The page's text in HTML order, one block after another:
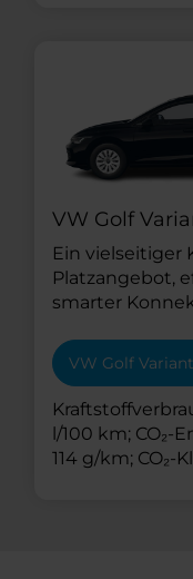
VW Golf
Ein vielseitiger
Platzangebot,
smarter
VW Golf
l/100 km; CO₂-
114 g/km; CO₂-